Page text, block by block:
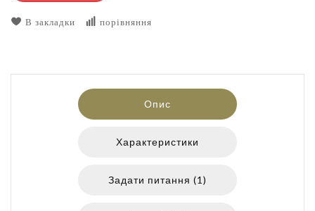
В закладки порівняння
Опис
Характеристики
Задати питання (1)